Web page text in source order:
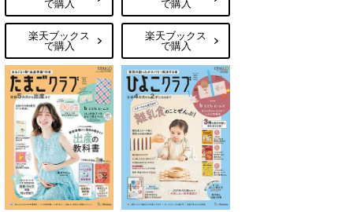
で購入
楽天ブックス
で購入
で購入
楽天ブックス
で購入